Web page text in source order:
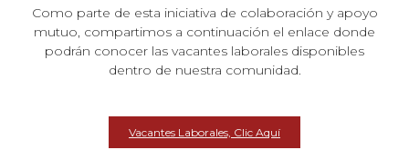
Como parte de esta iniciativa de colaboración y apoyo
mutuo, compartimos a continuación el enlace donde
podrán conocer las vacantes laborales disponibles
dentro de nuestra comunidad.
Vacantes Laborales, Clic Aquí